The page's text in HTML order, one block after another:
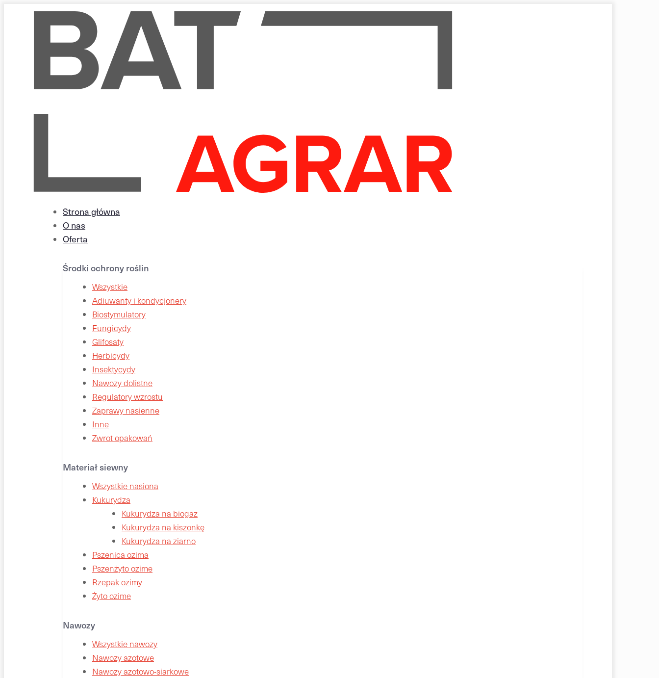
Strona główna
O nas
Oferta
Środki ochrony roślin
Wszystkie
Adiuwanty i kondycjonery
Biostymulatory
Fungicydy
Glifosaty
Herbicydy
Insektycydy
Nawozy dolistne
Regulatory wzrostu
Zaprawy nasienne
Inne
Zwrot opakowań
Materiał siewny
Wszystkie nasiona
Kukurydza
Kukurydza na biogaz
Kukurydza na kiszonkę
Kukurydza na ziarno
Pszenica ozima
Pszenżyto ozime
Rzepak ozimy
Żyto ozime
Nawozy
Wszystkie nawozy
Nawozy azotowe
Nawozy azotowo-siarkowe